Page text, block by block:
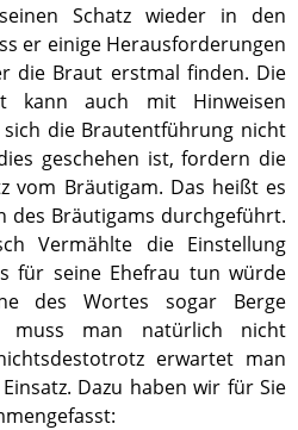
Schatz wieder in den
er einige Herausforderungen
die Braut erstmal finden. Die
kann auch mit Hinweisen
die Brautentführung nicht
geschehen ist, fordern die
vom Bräutigam. Das heißt es
des Bräutigams durchgeführt.
Vermählte die Einstellung
für seine Ehefrau tun würde
des Wortes sogar Berge
muss man natürlich nicht
erwartet man
Dazu haben wir für Sie